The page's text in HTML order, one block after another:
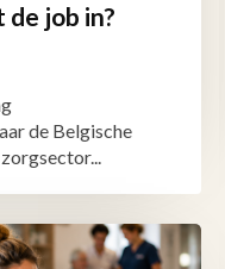
job in?
de Belgische